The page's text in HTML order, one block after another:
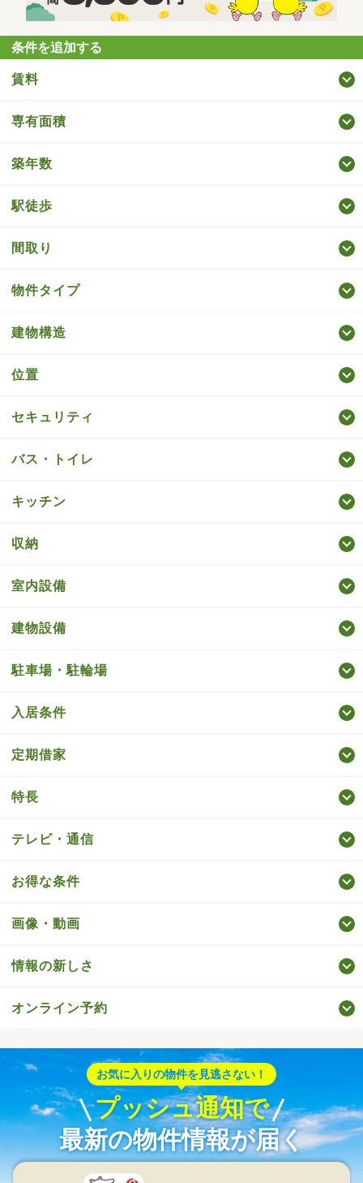
条件を追加する
賃料
専有面積
築年数
駅徒歩
間取り
物件タイプ
建物構造
位置
セキュリティ
バス・トイレ
キッチン
収納
室内設備
建物設備
駐車場・駐輪場
入居条件
定期借家
特長
テレビ・通信
お得な条件
画像・動画
情報の新しさ
オンライン予約
お気に入りの物件を見逃さない！
プッシュ通知で
最新の物件情報が届く